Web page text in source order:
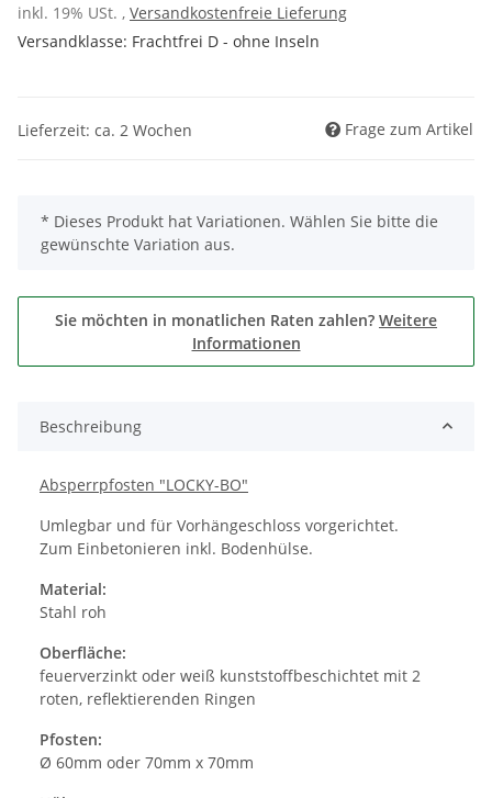
inkl. 19% USt. , Versandkostenfreie Lieferung
Versandklasse: Frachtfrei D - ohne Inseln
Lieferzeit: ca. 2 Wochen Frage zum Artikel
x
* Dieses Produkt hat Variationen. Wählen Sie bitte die
gewünschte Variation aus.
Sie möchten in monatlichen Raten zahlen? Weitere
Informationen
Beschreibung
Absperrpfosten "LOCKY-BO"
Umlegbar und für Vorhängeschloss vorgerichtet.
Zum Einbetonieren inkl. Bodenhülse.
Material:
Stahl roh
Oberfläche:
feuerverzinkt oder weiß kunststoffbeschichtet mit 2
roten, reflektierenden Ringen
Pfosten:
Ø 60mm oder 70mm x 70mm